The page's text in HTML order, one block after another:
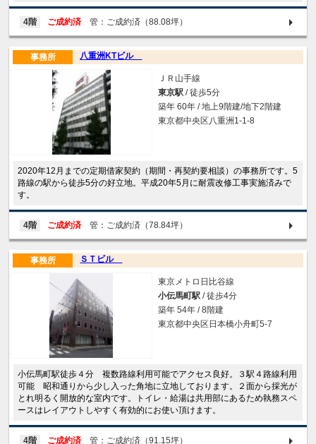
4階 ご成約済 管：ご成約済（88.08坪）
八重洲KTビル
事務所
ＪＲ山手線
東京駅 / 徒歩5分
築年 60年 / 地上9階建/地下2階建
東京都中央区八重洲1-1-8
2020年12月までの定期借家契約（期間・再契約要相談）の事務所です。5
路線の駅から徒歩5分の好立地。平成20年5月に耐震改修工事実施済みで
す。
4階 ご成約済 管：ご成約済（78.84坪）
ＳＴビル
事務所
東京メトロ日比谷線
小伝馬町駅 / 徒歩4分
築年 54年 / 8階建
東京都中央区日本橋小舟町5-7
小伝馬町駅徒歩４分 複数路線利用可能でアクセス良好。３駅４路線利用
可能 昭和通りから少し入った角地に立地しております。２面から採光が
とれ明るく開放的な室内です。トイレ・給湯は共用部にあるため執務スペ
ースはレイアウトしやすく有効的にお使い頂けます。
4階 ご成約済 管：ご成約済（91.15坪）